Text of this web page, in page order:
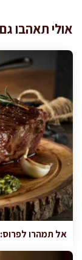
אולי תאהבו
אל תמהרו